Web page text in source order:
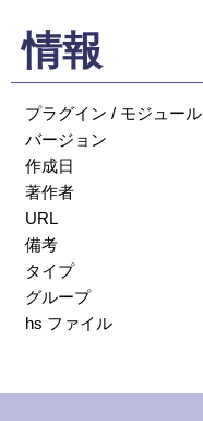
情報
プラグイン / モジュール
バージョン
作成日
著作者
URL
備考
タイプ
グループ
hs ファイル